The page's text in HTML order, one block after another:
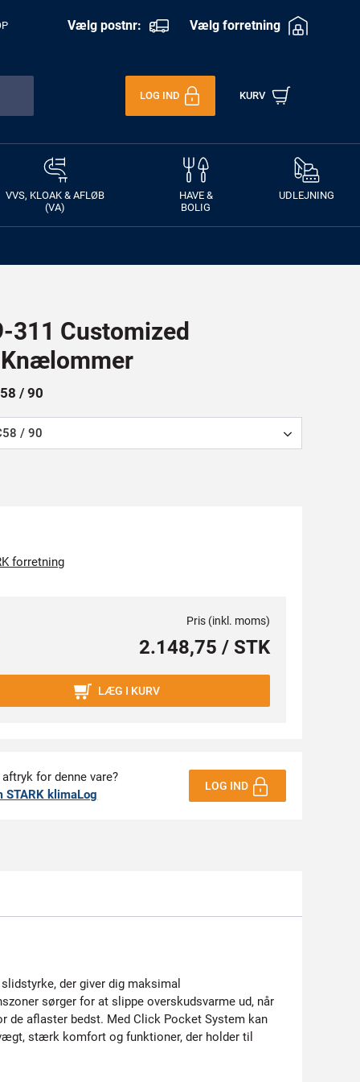
Vælg postnr: Vælg forretning
LOG IND KURV
VVS, KLOAK & AFLØB
(VA)
HAVE &
BOLIG
UDLEJNING
311 Customized
/ 90
/ 90
forretning
Pris (inkl. moms)
2.148,75 / STK
LÆG I KURV
aftryk for denne vare?
STARK klimaLog
LOG IND
der giver dig maksimal
sørger for at slippe overskudsvarme ud, når
de aflaster bedst. Med Click Pocket System kan
stærk komfort og funktioner, der holder til